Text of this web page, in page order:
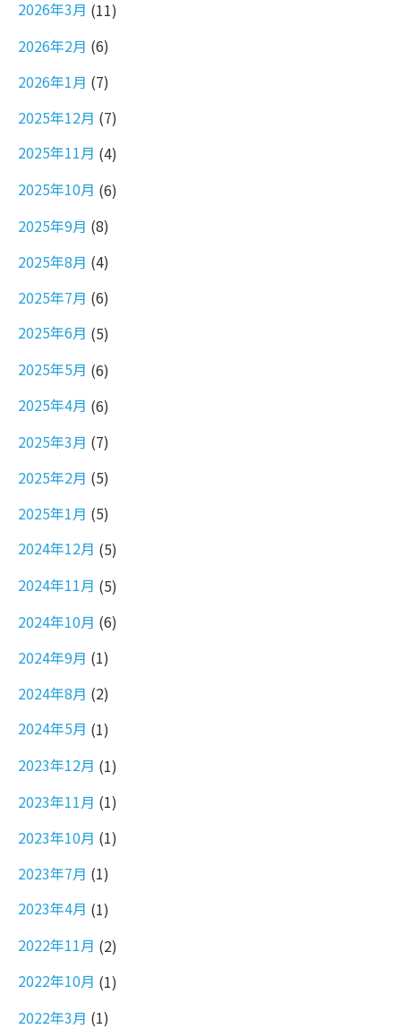
2026年3月 (11)
2026年2月 (6)
2026年1月 (7)
2025年12月 (7)
2025年11月 (4)
2025年10月 (6)
2025年9月 (8)
2025年8月 (4)
2025年7月 (6)
2025年6月 (5)
2025年5月 (6)
2025年4月 (6)
2025年3月 (7)
2025年2月 (5)
2025年1月 (5)
2024年12月 (5)
2024年11月 (5)
2024年10月 (6)
2024年9月 (1)
2024年8月 (2)
2024年5月 (1)
2023年12月 (1)
2023年11月 (1)
2023年10月 (1)
2023年7月 (1)
2023年4月 (1)
2022年11月 (2)
2022年10月 (1)
2022年3月 (1)